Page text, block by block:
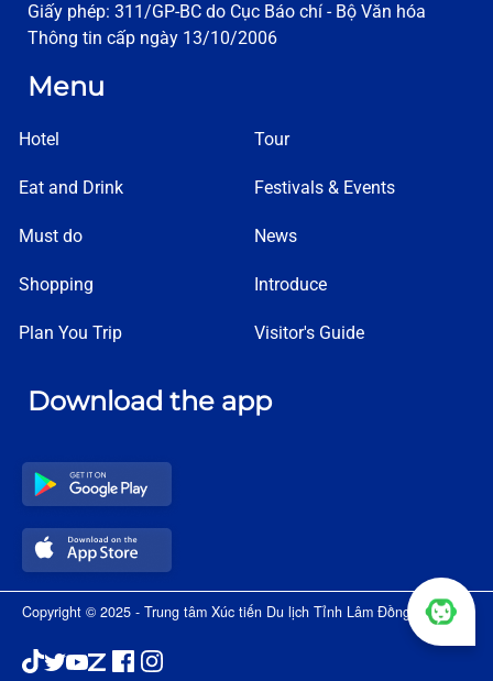
Giấy phép: 311/GP-BC do Cục Báo chí - Bộ Văn hóa
Thông tin cấp ngày 13/10/2006
Menu
Hotel
Eat and Drink
Must do
Shopping
Plan You Trip
Tour
Festivals & Events
News
Introduce
Visitor's Guide
Download the app
Copyright © 2025 - Trung tâm Xúc tiến Du lịch Tỉnh Lâm Đồng